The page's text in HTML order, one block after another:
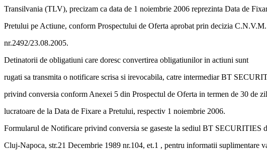
Transilvania (TLV), precizam ca data de 1 noiembrie 2006 reprezinta Data de
Pretului pe Actiune, conform Prospectului de Oferta aprobat prin decizia C.N.V.M.
nr.2492/23.08.2005.
Detinatorii de obligatiuni care doresc convertirea obligatiunilor in actiuni sunt
rugati sa transmita o notificare scrisa si irevocabila, catre intermediar BT
privind conversia conform Anexei 5 din Prospectul de Oferta in termen de 30 de
lucratoare de la Data de Fixare a Pretului, respectiv 1 noiembrie 2006.
Formularul de Notificare privind conversia se gaseste la sediul BT SECURITIES
Cluj-Napoca, str.21 Decembrie 1989 nr.104, et.1 , pentru informatii suplimentare